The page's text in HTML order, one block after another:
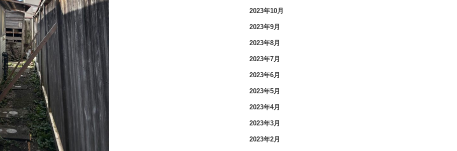
2023年10月
2023年9月
2023年8月
2023年7月
2023年6月
2023年5月
2023年4月
2023年3月
2023年2月